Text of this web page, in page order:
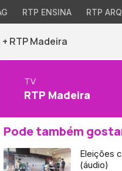
RTP ENSINA RTP
+ RTP Madeira
TV
RTP Madeira
Pode também
Eleições
(áudio)